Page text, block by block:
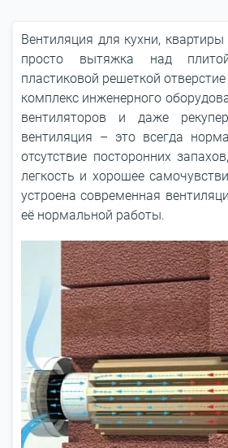
Вентиляция для кухни,
просто вытяжка над
пластиковой решеткой
комплекс инженерного
вентиляторов и даже
вентиляция – это всегда
отсутствие посторонних
легкость и хорошее
устроена современная
её нормальной работы.